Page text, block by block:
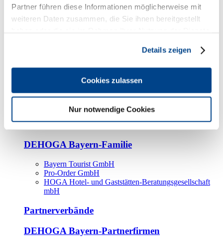
Partner führen diese Informationen möglicherweise mit
weiteren Daten zusammen, die Sie ihnen bereitgestellt
Details zeigen
Cookies zulassen
Nur notwendige Cookies
Kooperationspartner
Tourismusorganisationen
Bayern Tourismus Marketing GmbH
DEHOGA-Familie
Bundesverband
Fachverbände
DEHOGA Bayern-Familie
Bayern Tourist GmbH
Pro-Order GmbH
HOGA Hotel- und Gaststätten-Beratungsgesellschaft
mbH
Partnerverbände
DEHOGA Bayern-Partnerfirmen